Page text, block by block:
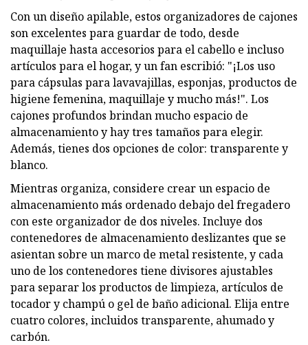
Con un diseño apilable, estos organizadores de cajones
son excelentes para guardar de todo, desde
maquillaje hasta accesorios para el cabello e incluso
artículos para el hogar, y un fan escribió: "¡Los uso
para cápsulas para lavavajillas, esponjas, productos de
higiene femenina, maquillaje y mucho más!". Los
cajones profundos brindan mucho espacio de
almacenamiento y hay tres tamaños para elegir.
Además, tienes dos opciones de color: transparente y
blanco.
Mientras organiza, considere crear un espacio de
almacenamiento más ordenado debajo del fregadero
con este organizador de dos niveles. Incluye dos
contenedores de almacenamiento deslizantes que se
asientan sobre un marco de metal resistente, y cada
uno de los contenedores tiene divisores ajustables
para separar los productos de limpieza, artículos de
tocador y champú o gel de baño adicional. Elija entre
cuatro colores, incluidos transparente, ahumado y
carbón.